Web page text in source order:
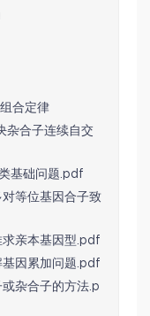
合定律
杂合子连续自交
基础问题.pdf
等位基因合子致
求亲本基因型.pdf
基因累加问题.pdf
杂合子的方法.p